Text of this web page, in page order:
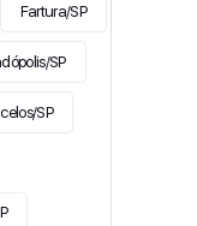
Fartura/SP
SP
SP